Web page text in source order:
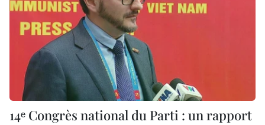
14ᵉ Congrès national du Parti : un rapport